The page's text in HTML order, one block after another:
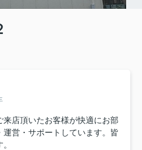
店頂いたお客様が快適にお部
営・サポートしています。皆